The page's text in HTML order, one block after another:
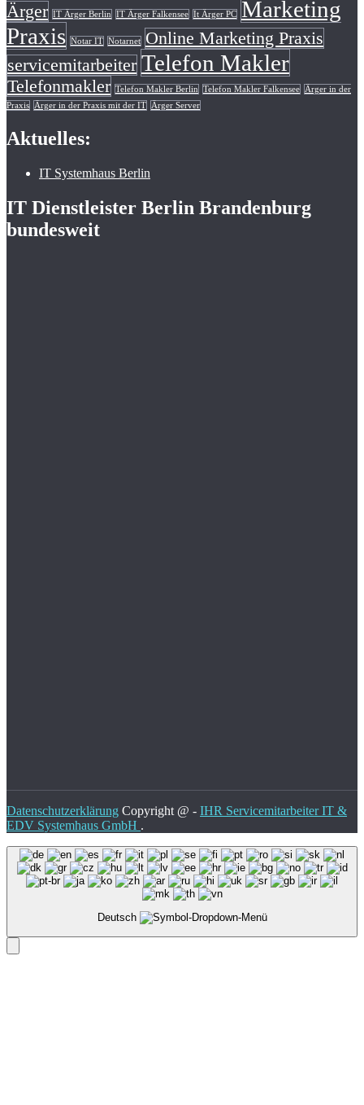
Ärger IT Ärger Berlin IT Ärger Falkensee It Ärger PC Marketing
Praxis Notar IT Notarnet
Online Marketing Praxis
servicemitarbeiter Telefon Makler
Telefonmakler Telefon Makler Berlin Telefon Makler Falkensee
Ärger in der
Praxis
Ärger in der Praxis mit der IT Ärger Server
Aktuelles:
IT Systemhaus Berlin
IT Dienstleister Berlin Brandenburg
bundesweit
Datenschutzerklärung Copyright @ - IHR Servicemitarbeiter IT &
EDV Systemhaus GmbH .
Deutsch